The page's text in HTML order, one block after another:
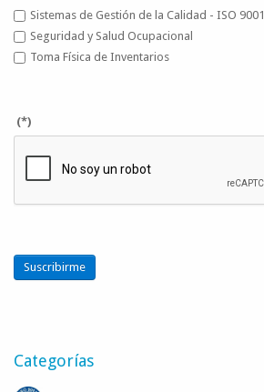
Sistemas de Gestión de la Calidad - ISO 9001
Seguridad y Salud Ocupacional
Toma Física de Inventarios
(*)
Suscribirme
Categorías